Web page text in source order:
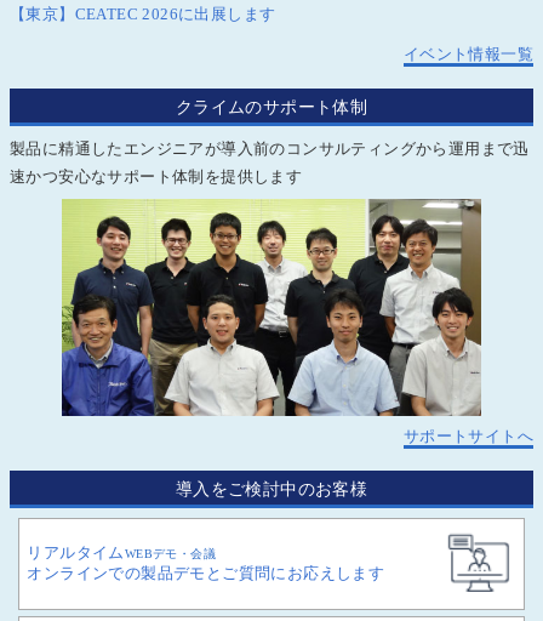
【東京】CEATEC 2026に出展します
イベント情報一覧
クライムのサポート体制
製品に精通したエンジニアが導入前のコンサルティングから運用まで迅
速かつ安心なサポート体制を提供します
サポートサイトへ
導入をご検討中のお客様
リアルタイムWEBデモ・会議
オンラインでの製品デモとご質問にお応えします